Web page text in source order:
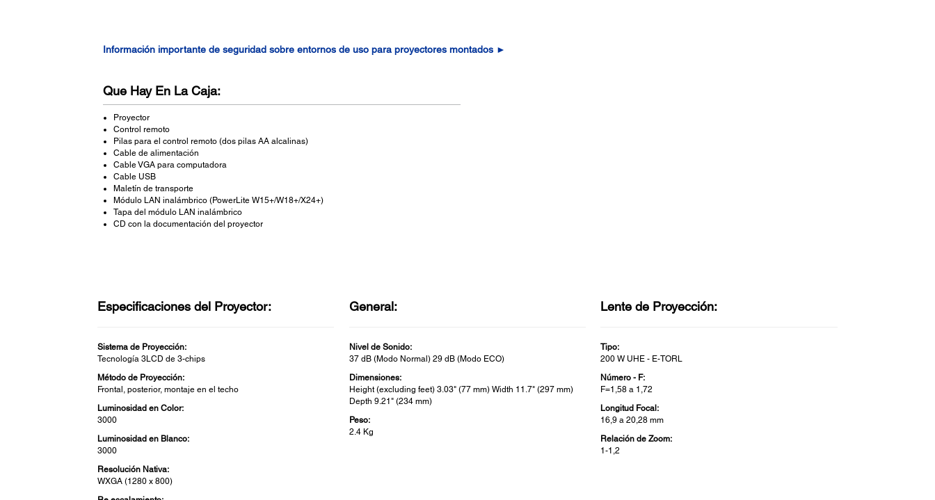
Información importante de seguridad sobre entornos de uso para proyectores montados ►
Que Hay En La Caja:
Proyector
Control remoto
Pilas para el control remoto (dos pilas AA alcalinas)
Cable de alimentación
Cable VGA para computadora
Cable USB
Maletín de transporte
Módulo LAN inalámbrico (PowerLite W15+/W18+/X24+)
Tapa del módulo LAN inalámbrico
CD con la documentación del proyector
Especificaciones del Proyector:
Sistema de Proyección:
Tecnología 3LCD de 3-chips
Método de Proyección:
Frontal, posterior, montaje en el techo
Luminosidad en Color:
3000
Luminosidad en Blanco:
3000
Resolución Nativa:
WXGA (1280 x 800)
General:
Nivel de Sonido:
37 dB (Modo Normal) 29 dB (Modo ECO)
Dimensiones:
Height (excluding feet) 3.03" (77 mm) Width 11.7" (297 mm)
Depth 9.21" (234 mm)
Peso:
2.4 Kg
Lente de Proyección:
Tipo:
200 W UHE - E-TORL
Número - F:
F=1,58 a 1,72
Longitud Focal:
16,9 a 20,28 mm
Relación de Zoom:
1-1,2